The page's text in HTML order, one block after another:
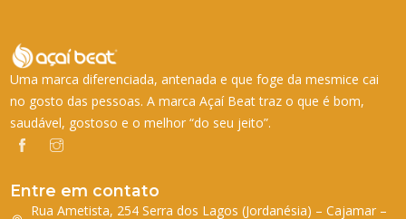
Uma marca diferenciada, antenada e que foge da mesmice cai
no gosto das pessoas. A marca Açaí Beat traz o que é bom,
saudável, gostoso e o melhor “do seu jeito”.
Entre em contato
Rua Ametista, 254 Serra dos Lagos (Jordanésia) – Cajamar –